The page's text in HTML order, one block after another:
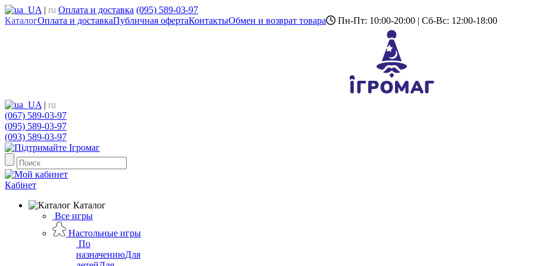
UA | ru Оплата и доставка (095) 589-03-97
КаталогОплата и доставкаПубличная офертаКонтактыОбмен и возврат товара Пн-Пт: 10:00-20:00 | Сб-Вс: 12:00-18:00
UA | ru
(067) 589-03-97
(095) 589-03-97
(093) 589-03-97
Кабінет
Каталог
Все игры
Настольные игры
По
назначениюДля